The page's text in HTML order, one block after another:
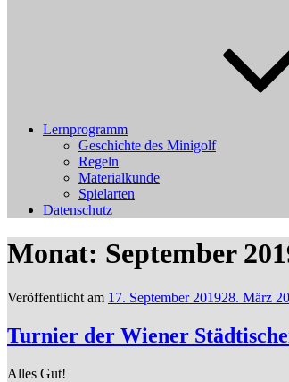
Lernprogramm
Geschichte des Minigolf
Regeln
Materialkunde
Spielarten
Datenschutz
Monat: September
Veröffentlicht am 17. September 201928. März
Turnier der Wiener
Alles Gut!